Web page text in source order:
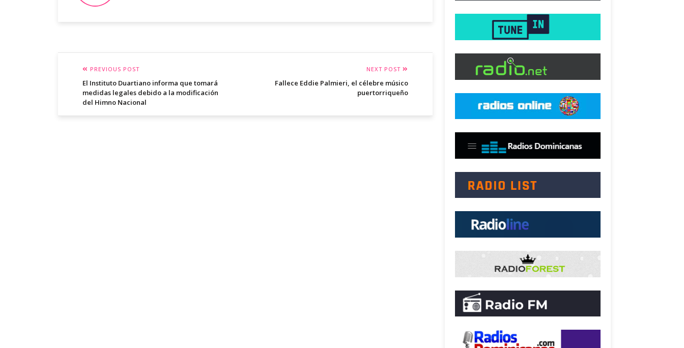
PREVIOUS POST
El Instituto Duartiano informa que tomará
medidas legales debido a la modificación
del Himno Nacional
NEXT POST
Fallece Eddie Palmieri, el célebre músico
puertorriqueño